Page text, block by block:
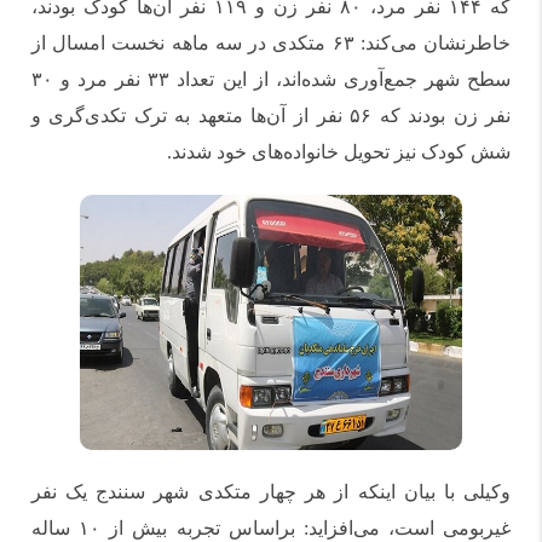
که ۱۴۴ نفر مرد، ۸۰ نفر زن و ۱۱۹ نفر آن‌ها کودک بودند،
خاطرنشان می‌کند: ۶۳ متکدی در سه ماهه نخست امسال از
سطح شهر جمع‌آوری شده‌اند، از این تعداد ۳۳ نفر مرد و ۳۰
نفر زن بودند که ۵۶ نفر از آن‌ها متعهد به ترک تکدی‌گری و
شش کودک نیز تحویل خانواده‌های خود شدند.
وکیلی با بیان اینکه از هر چهار متکدی شهر سنندج یک نفر
غیربومی است، می‌افزاید: براساس تجربه بیش از ۱۰ ساله